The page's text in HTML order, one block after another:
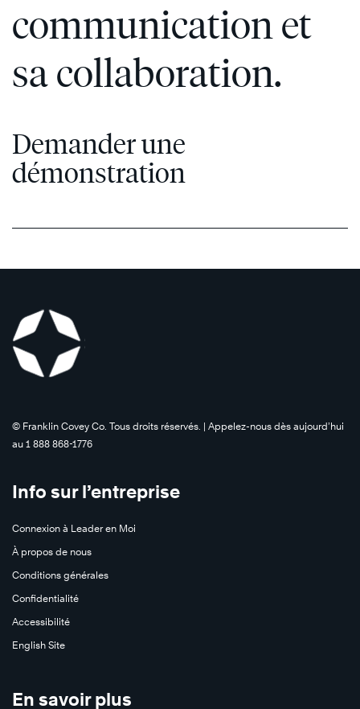
communication et
sa collaboration.
Demander une
démonstration
©️ Franklin Covey Co. Tous droits réservés. | Appelez-nous dès aujourd’hui
au 1 888 868-1776
Info sur l’entreprise
Connexion à Leader en Moi
À propos de nous
Conditions générales
Confidentialité
Accessibilité
English Site
En savoir plus